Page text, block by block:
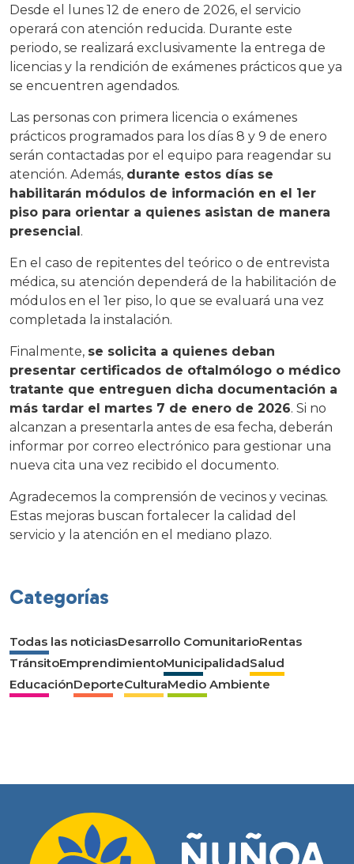
Desde el lunes 12 de enero de 2026, el servicio
operará con atención reducida. Durante este
periodo, se realizará exclusivamente la entrega de
licencias y la rendición de exámenes prácticos que ya
se encuentren agendados.
Las personas con primera licencia o exámenes
prácticos programados para los días 8 y 9 de enero
serán contactadas por el equipo para reagendar su
atención. Además, durante estos días se
habilitarán módulos de información en el 1er
piso para orientar a quienes asistan de manera
presencial.
En el caso de repitentes del teórico o de entrevista
médica, su atención dependerá de la habilitación de
módulos en el 1er piso, lo que se evaluará una vez
completada la instalación.
Finalmente, se solicita a quienes deban
presentar certificados de oftalmólogo o médico
tratante que entreguen dicha documentación a
más tardar el martes 7 de enero de 2026. Si no
alcanzan a presentarla antes de esa fecha, deberán
informar por correo electrónico para gestionar una
nueva cita una vez recibido el documento.
Agradecemos la comprensión de vecinos y vecinas.
Estas mejoras buscan fortalecer la calidad del
servicio y la atención en el mediano plazo.
Categorías
Todas las noticiasDesarrollo ComunitarioRentas
TránsitoEmprendimientoMunicipalidadSalud
EducaciónDeporteCulturaMedio Ambiente